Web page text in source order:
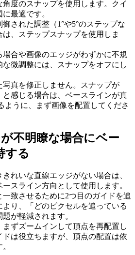
度のスナップを使用します。クイ
最適です。
御された調整（1°や5°のステップな
は、ステップスナップを使用しま
場合や画像のエッジがわずかに不規
な微調整には、スナップをオフにし
写真を修正しません。スナップが
と感じる場合は、ベースラインが真
ように、まず画像を配置してくださ
不明瞭な場合にベー
する
れいな直線エッジがない場合は、
スライン方向として使用します。
一致させるために2つ目のガイドを追
より、「どのピクセルを追っている
が軽減されます。
ずズームインして頂点を再配置し
ドは役立ちますが、頂点の配置は依